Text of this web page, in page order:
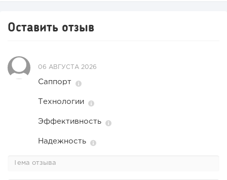
Оставить отзыв
06 АВГУСТА 2026
Саппорт
Технологии
Эффективность
Надежность